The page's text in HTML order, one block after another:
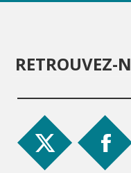
RETROUVEZ-